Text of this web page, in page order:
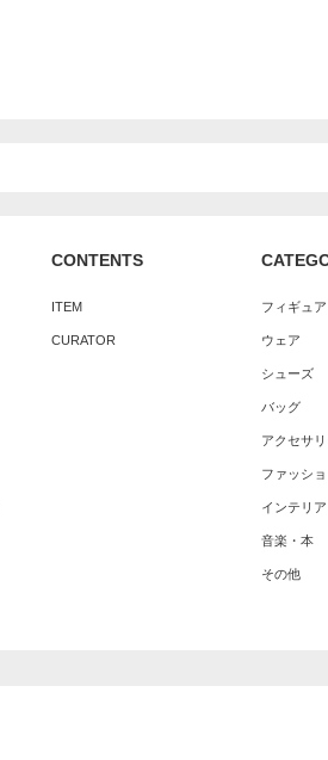
CONTENTS
ITEM
CURATOR
フィギュ
ウェア
シューズ
バッグ
アクセサ
ファッシ
インテリア
音楽・本
その他